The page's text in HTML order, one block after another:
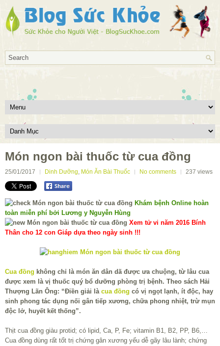
Món ngon bài thuốc từ cua đồng
25/01/2017 Dinh Dưỡng, Món Ăn Bài Thuốc No comments 237 views
Khám bệnh Online hoàn
toàn miễn phí bởi Lương y Nguyễn Hùng
Xem tử vi năm 2016 Bính
Thân cho 12 con Giáp dựa theo ngày sinh !!!
Cua đồng không chỉ là món ăn dân dã được ưa chuộng, từ lâu cua
được xem là vị thuốc quý bổ dưỡng phòng trị bệnh. Theo sách Hải
Thượng Lãn Ông: “Điền giải là cua đồng có vị ngọt lạnh, ít độc, hay
sinh phong tác dụng nối gân tiếp xương, chữa phong nhiệt, trừ mụn
độc lở, huyết kết thống”.
Thịt cua đồng giàu protid; có lipid, Ca, P, Fe; vitamin B1, B2, PP, B6,…
Cua đồng dùng rất tốt trị chứng gân xương yếu dễ gãy lâu lành; chứng